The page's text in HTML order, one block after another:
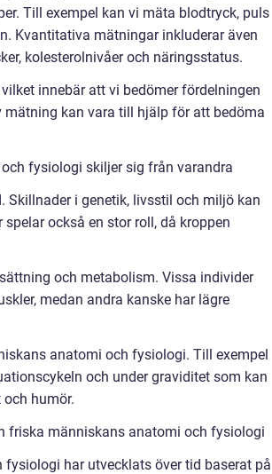
Till exempel kan vi mäta blodtryck, puls
Kvantitativa mätningar inkluderar även
kolesterolnivåer och näringsstatus.
innebär att vi bedömer fördelningen
mätning kan vara till hjälp för att bedöma
fysiologi skiljer sig från varandra
i genetik, livsstil och miljö kan
också en stor roll, då kroppen
och metabolism. Vissa individer
medan andra kanske har lägre
anatomi och fysiologi. Till exempel
och under graviditet som kan
humör.
friska människans anatomi och fysiologi
har utvecklats över tid baserat på